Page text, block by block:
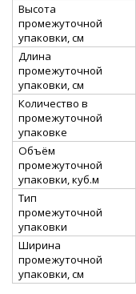
Высота
промежуточной
упаковки, см
Длина
промежуточной
упаковки, см
Количество в
промежуточной
упаковке
Объём
промежуточной
упаковки, куб.м
Тип
промежуточной
упаковки
Ширина
промежуточной
упаковки, см